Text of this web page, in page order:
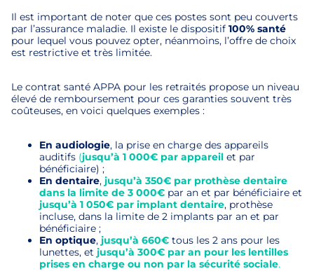
Il est important de noter que ces postes sont peu couverts
par l’assurance maladie. Il existe le dispositif 100% santé
pour lequel vous pouvez opter, néanmoins, l’offre de choix
est restrictive et très limitée.
Le contrat santé APPA pour les retraités propose un niveau
élevé de remboursement pour ces garanties souvent très
coûteuses, en voici quelques exemples :
En audiologie, la prise en charge des appareils
auditifs (jusqu’à 1 000€ par appareil et par
bénéficiaire) ;
En dentaire, jusqu’à 350€ par prothèse dentaire
dans la limite de 3 000€ par an et par bénéficiaire et
jusqu’à 1 050€ par implant dentaire, prothèse
incluse, dans la limite de 2 implants par an et par
bénéficiaire ;
En optique, jusqu’à 660€ tous les 2 ans pour les
lunettes, et jusqu’à 300€ par an pour les lentilles
prises en charge ou non par la sécurité sociale.